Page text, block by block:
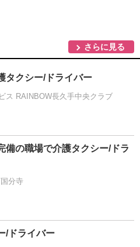
さらに見る
タクシー/ドライバー
ス RAINBOW長久手中央クラブ
備の職場で介護タクシー/ドラ
分寺
/ドライバー